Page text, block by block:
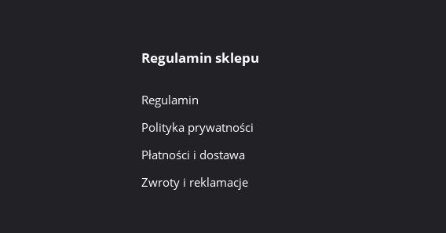
Regulamin sklepu
Regulamin
Polityka prywatności
Płatności i dostawa
Zwroty i reklamacje